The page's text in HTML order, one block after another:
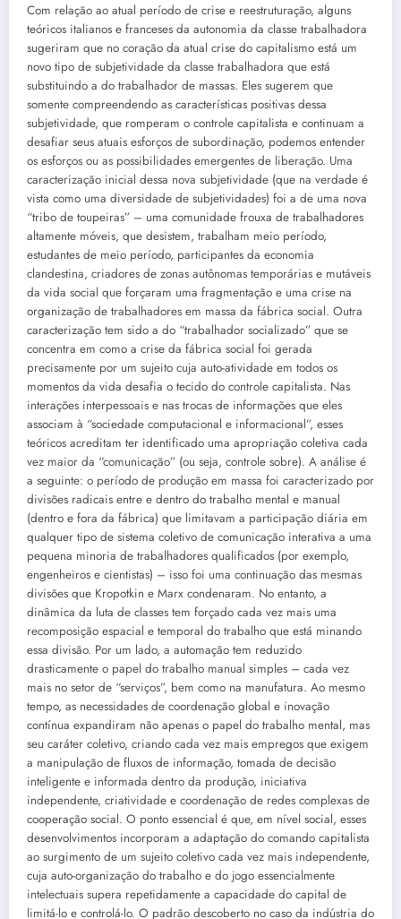
Com relação ao atual período de crise e reestruturação, alguns
teóricos italianos e franceses da autonomia da classe trabalhadora
sugeriram que no coração da atual crise do capitalismo está um
novo tipo de subjetividade da classe trabalhadora que está
substituindo a do trabalhador de massas. Eles sugerem que
somente compreendendo as características positivas dessa
subjetividade, que romperam o controle capitalista e continuam a
desafiar seus atuais esforços de subordinação, podemos entender
os esforços ou as possibilidades emergentes de liberação. Uma
caracterização inicial dessa nova subjetividade (que na verdade é
vista como uma diversidade de subjetividades) foi a de uma nova
“tribo de toupeiras” – uma comunidade frouxa de trabalhadores
altamente móveis, que desistem, trabalham meio período,
estudantes de meio período, participantes da economia
clandestina, criadores de zonas autônomas temporárias e mutáveis
da vida social que forçaram uma fragmentação e uma crise na
organização de trabalhadores em massa da fábrica social. Outra
caracterização tem sido a do “trabalhador socializado” que se
concentra em como a crise da fábrica social foi gerada
precisamente por um sujeito cuja auto-atividade em todos os
momentos da vida desafia o tecido do controle capitalista. Nas
interações interpessoais e nas trocas de informações que eles
associam à “sociedade computacional e informacional”, esses
teóricos acreditam ter identificado uma apropriação coletiva cada
vez maior da “comunicação” (ou seja, controle sobre). A análise é
a seguinte: o período de produção em massa foi caracterizado por
divisões radicais entre e dentro do trabalho mental e manual
(dentro e fora da fábrica) que limitavam a participação diária em
qualquer tipo de sistema coletivo de comunicação interativa a uma
pequena minoria de trabalhadores qualificados (por exemplo,
engenheiros e cientistas) – isso foi uma continuação das mesmas
divisões que Kropotkin e Marx condenaram. No entanto, a
dinâmica da luta de classes tem forçado cada vez mais uma
recomposição espacial e temporal do trabalho que está minando
essa divisão. Por um lado, a automação tem reduzido
drasticamente o papel do trabalho manual simples – cada vez
mais no setor de “serviços”, bem como na manufatura. Ao mesmo
tempo, as necessidades de coordenação global e inovação
contínua expandiram não apenas o papel do trabalho mental, mas
seu caráter coletivo, criando cada vez mais empregos que exigem
a manipulação de fluxos de informação, tomada de decisão
inteligente e informada dentro da produção, iniciativa
independente, criatividade e coordenação de redes complexas de
cooperação social. O ponto essencial é que, em nível social, esses
desenvolvimentos incorporam a adaptação do comando capitalista
ao surgimento de um sujeito coletivo cada vez mais independente,
cuja auto-organização do trabalho e do jogo essencialmente
intelectuais supera repetidamente a capacidade do capital de
limitá-lo e controlá-lo. O padrão descoberto no caso da indústria do